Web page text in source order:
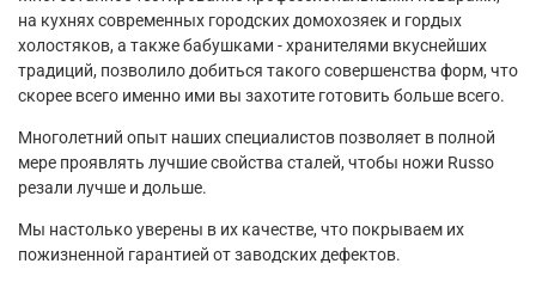
на кухнях современных городских домохозяек и гордых
холостяков, а также бабушками - хранителями вкуснейших
традиций, позволило добиться такого совершенства форм, что
скорее всего именно ими вы захотите готовить больше всего.
Многолетний опыт наших специалистов позволяет в полной
мере проявлять лучшие свойства сталей, чтобы ножи Russo
резали лучше и дольше.
Мы настолько уверены в их качестве, что покрываем их
пожизненной гарантией от заводских дефектов.